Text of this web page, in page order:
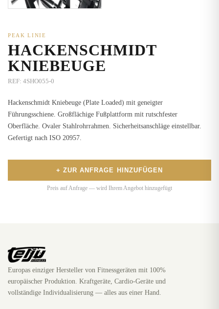
PEAK LINIE
HACKENSCHMIDT
KNIEBEUGE
REF: 4SHO055-0
Hackenschmidt Kniebeuge (Plate Loaded) mit geneigter
Führungsschiene. Großflächige Fußplattform mit rutschfester
Oberfläche. Ovaler Stahlrohrrahmen. Sicherheitsanschläge einstellbar.
Gefertigt nach ISO 20957.
+ ZUR ANFRAGE HINZUFÜGEN
Preis auf Anfrage — wird Ihrem Angebot hinzugefügt
Europas einziger Hersteller von Fitnessgeräten mit 100%
europäischer Produktion. Kraftgeräte, Cardio-Geräte und
vollständige Individualisierung — alles aus einer Hand.